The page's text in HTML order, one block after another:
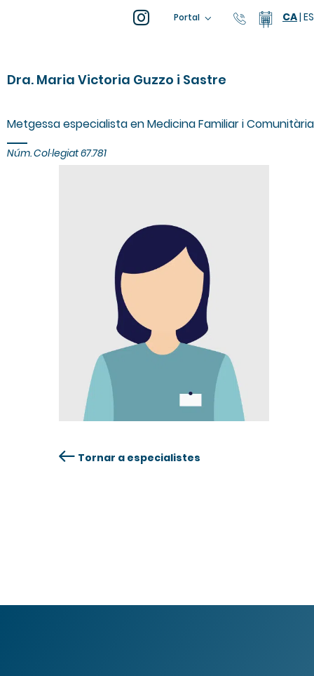
Portal 93 805 04
CA| ES
Dra. Maria Victoria Guzzo i Sastre
Metgessa especialista en Medicina Familiar i Comunitària
Núm. Col·legiat 67.781
Tornar a especialistes